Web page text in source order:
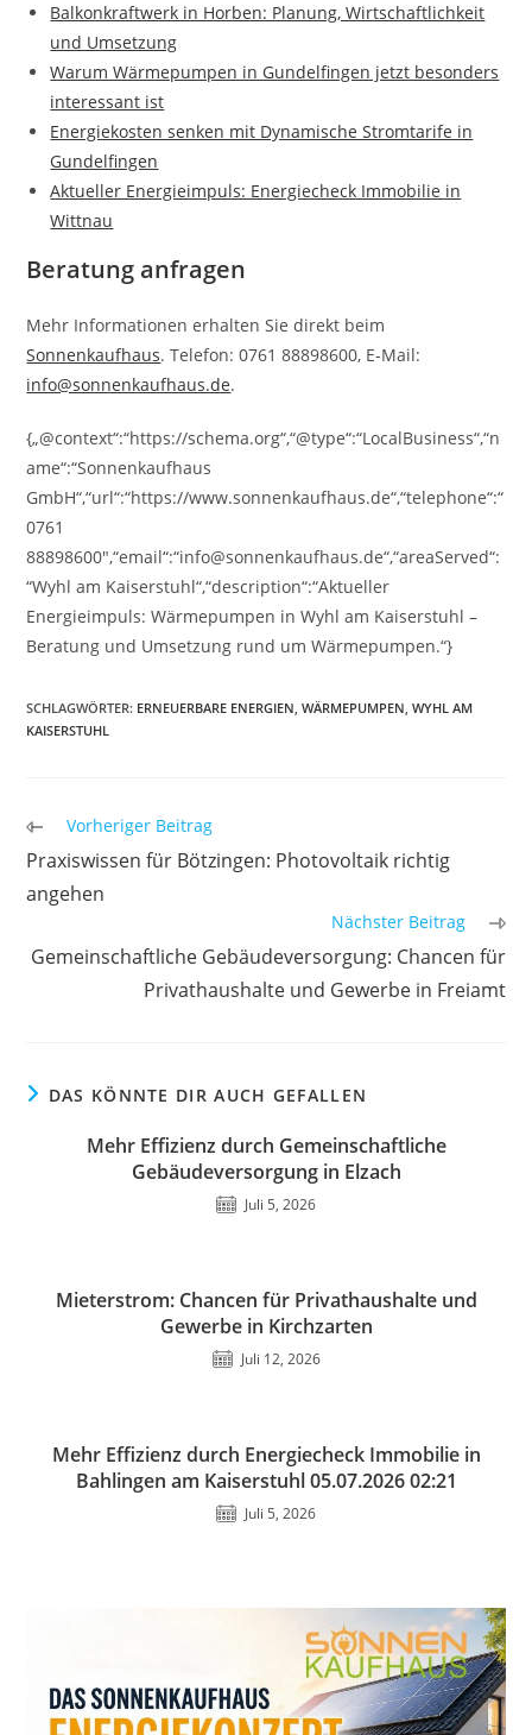
Balkonkraftwerk in Horben: Planung, Wirtschaftlichkeit
und Umsetzung
Warum Wärmepumpen in Gundelfingen jetzt besonders
interessant ist
Energiekosten senken mit Dynamische Stromtarife in
Gundelfingen
Aktueller Energieimpuls: Energiecheck Immobilie in
Wittnau
Beratung anfragen
Mehr Informationen erhalten Sie direkt beim
Sonnenkaufhaus. Telefon: 0761 88898600, E-Mail:
info@sonnenkaufhaus.de.
{„@context“:“https://schema.org“,“@type“:“LocalBusiness“,“n
ame“:“Sonnenkaufhaus
GmbH“,“url“:“https://www.sonnenkaufhaus.de“,“telephone“:“
0761
88898600″,“email“:“info@sonnenkaufhaus.de“,“areaServed“:
“Wyhl am Kaiserstuhl“,“description“:“Aktueller
Energieimpuls: Wärmepumpen in Wyhl am Kaiserstuhl –
Beratung und Umsetzung rund um Wärmepumpen.“}
SCHLAGWÖRTER: ERNEUERBARE ENERGIEN, WÄRMEPUMPEN, WYHL AM
KAISERSTUHL
Weitere
ansehen
Vorheriger Beitrag
Praxiswissen für Bötzingen: Photovoltaik richtig
angehen
Nächster Beitrag
Gemeinschaftliche Gebäudeversorgung: Chancen für
Privathaushalte und Gewerbe in Freiamt
DAS KÖNNTE DIR AUCH GEFALLEN
Mehr Effizienz durch Gemeinschaftliche
Gebäudeversorgung in Elzach
Juli 5, 2026
Mieterstrom: Chancen für Privathaushalte und
Gewerbe in Kirchzarten
Juli 12, 2026
Mehr Effizienz durch Energiecheck Immobilie in
Bahlingen am Kaiserstuhl 05.07.2026 02:21
Juli 5, 2026